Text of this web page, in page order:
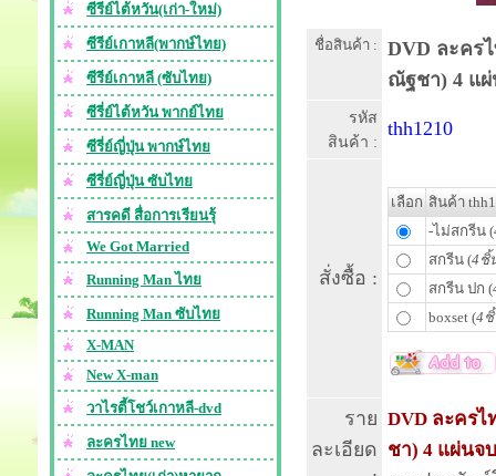
ซีรีย์ไต้หวัน(เก่า-ใหม่)
ซีรีย์เกาหลี(พากษ์ไทย)
ซีรีย์เกาหลี (ซับไทย)
ซีรี่ย์ไต้หวัน พากย์ไทย
ซีรี่ย์ญี่ปุ่น พากษ์ไทย
ซีรี่ย์ญี่ปุ่น ซับไทย
สารคดี สื่อการเรียนรุ้
We Got Married
Running Man ไทย
Running Man ซับไทย
X-MAN
New X-man
วาไรตี้โชว์เกาหลี-dvd
ละครไทย new
ชื่อสินค้า :
DVD ละคร
ณัฐชา) 4 แ
รหัส
สินค้า :
thh1210
สั่งซื้อ :
เลือก สินค้า
-ไม่สกรีน (
สกรีน (4ชิ้
สกรีน ปก (
boxset (4
ราย
ละเอียด
DVD ละคร
ชา) 4 แผ่นจบ